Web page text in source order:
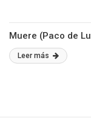
Muere (Paco de
Leer más